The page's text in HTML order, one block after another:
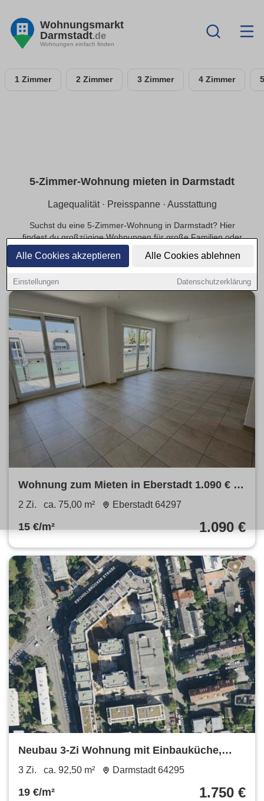
Alle Cookies akzeptieren Alle Cookies ablehnen
Einstellungen Datenschutzerklärung
Wohnungsmarkt
Darmstadt.de
Wohnungen einfach finden
1 Zimmer 2 Zimmer 3 Zimmer 4 Zimmer
5-Zimmer-Wohnung mieten in Darmstadt
Lagequalität · Preisspanne · Ausstattung
Suchst du eine 5-Zimmer-Wohnung in Darmstadt? Hier
findest du großzügige Wohnungen für große Familien oder
exklusivere Ansprüche, in ruhiger oder zentraler Lage und
einer passenden Preisspanne.
Wohnung zum Mieten in Eberstadt 1.090 € 75
m²
2 Zi. ca. 75,00 m² Eberstadt 64297
15 €/m² 1.090 €
Neubau 3-Zi Wohnung mit Einbauküche,
Balkon, Terrassse und Garten
3 Zi. ca. 92,50 m² Darmstadt 64295
19 €/m² 1.750 €